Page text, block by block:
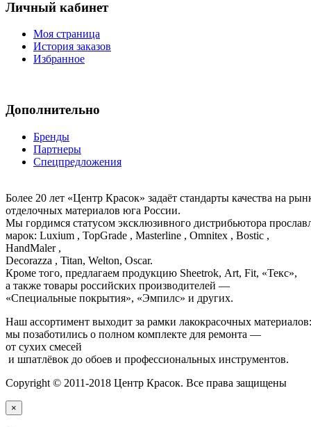
Личный кабинет
Моя страница
История заказов
Избранное
Дополнительно
Бренды
Партнеры
Спецпредложения
Более 20 лет «Центр Красок» задаёт стандарты качества на
отделочных материалов юга России.
Мы гордимся статусом эксклюзивного дистрибьютора
марок: Luxium , TopGrade , Masterline , Omnitex , Bostic ,
HandMaler ,
Decorazza , Titan, Welton, Oscar.
Кроме того, предлагаем продукцию Sheetrok, Art, Fit, «Текс»,
а также товары российских производителей —
«Специальные покрытия», «Эмпилс» и других.
Наш ассортимент выходит за рамки лакокрасочных
мы позаботились о полном комплекте для ремонта —
от сухих смесей
и шпатлёвок до обоев и профессиональных инструментов.
Copyright © 2011-2018 Центр Красок. Все права защищены
×